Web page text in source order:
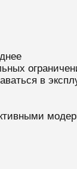
в